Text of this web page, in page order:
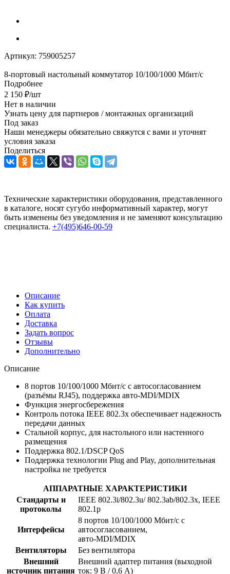
Артикул: 759005257
8-портовый настольный коммутатор 10/100/1000 Мбит/с
Подробнее
2 150 ₽/шт
Нет в наличии
Узнать цену для партнеров / монтажных организаций
Под заказ
Наши менеджеры обязательно свяжутся с вами и уточнят
условия заказа
Поделиться
Технические характеристики оборудования, представленного
в каталоге, носят сугубо информативный характер, могут
быть изменены без уведомления и не заменяют консультацию
специалиста. +7(495)646-00-59
Описание
Как купить
Оплата
Доставка
Задать вопрос
Отзывы
Дополнительно
Описание
8 портов 10/100/1000 Мбит/с с автосогласованием
(разъёмы RJ45), поддержка авто-MDI/MDIX
Функция энергосбережения
Контроль потока IEEE 802.3x обеспечивает надежность
передачи данных
Стальной корпус, для настольного или настенного
размещения
Поддержка 802.1/DSCP QoS
Поддержка технологии Plug and Play, дополнительная
настройка не требуется
АППАРАТНЫЕ ХАРАКТЕРИСТИКИ
Стандарты и
протоколы
IEEE 802.3i/802.3u/ 802.3ab/802.3x, IEEE
802.1p
Интерфейсы
8 портов 10/100/1000 Мбит/с с
автосогласованием,
авто-MDI/MDIX
Вентиляторы
Без вентилятора
Внешний
источник питания
Внешний адаптер питания (выходной
ток: 9 В / 0,6 А)